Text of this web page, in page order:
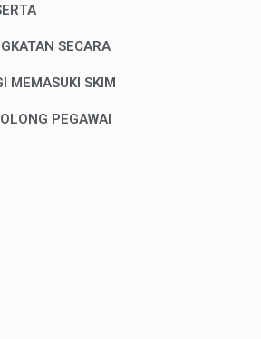
SECARA
MEMASUKI SKIM
PEGAWAI